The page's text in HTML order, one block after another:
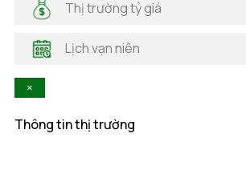
Hà Tĩnh
Hòa Bình
Lai Châu
Thị trường tỷ giá
Lịch vạn niên
×
Thông tin thị trường